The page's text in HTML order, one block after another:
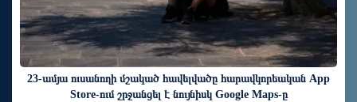
23-ամյա ուսանողի մշակած հավելվածը հարավկորեական App
Store-ում շրջանցել է նույնիսկ Google Maps-ը